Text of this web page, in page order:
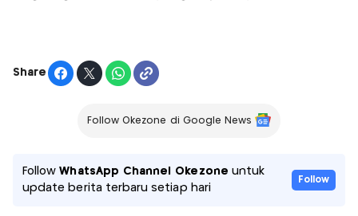
Share
Follow Okezone di Google News
FollowWhatsApp Channel Okezone untuk
update berita terbaru setiap hari
Follow